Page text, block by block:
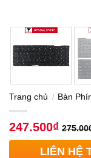
Trang chủ / Bàn
247.500₫
LIÊN HỆ